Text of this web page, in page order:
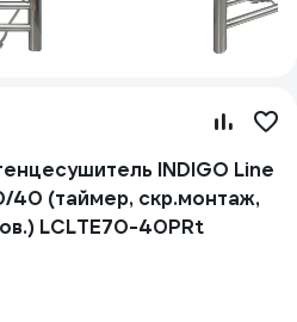
INDIGO Line
(таймер, скр.монтаж,
LСLTE70-40PRt